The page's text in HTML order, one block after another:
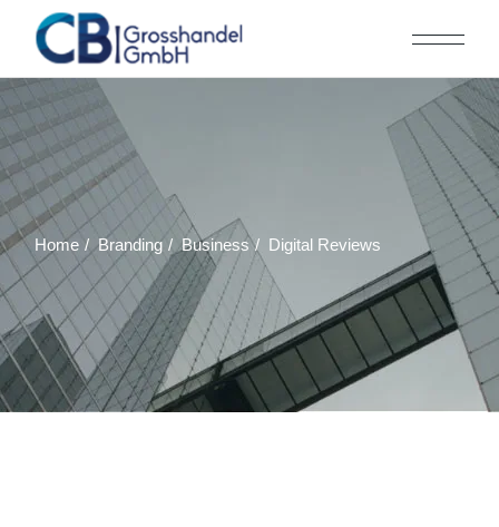
content
Home Branding Business Digital Reviews